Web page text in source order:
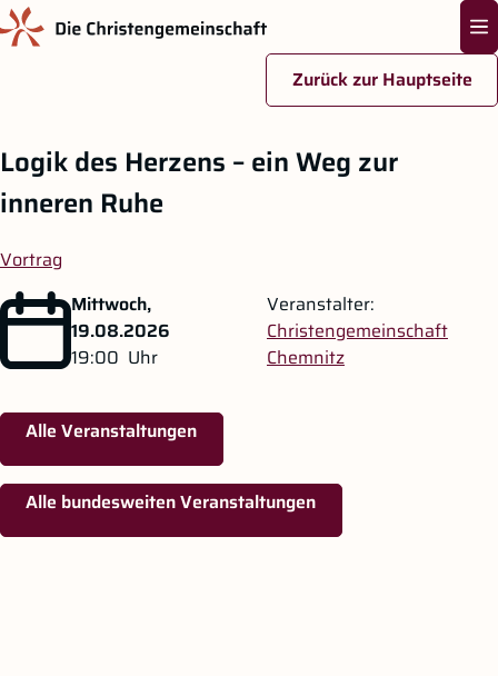
Zurück zur Hauptseite
Logik des Herzens – ein Weg zur
inneren Ruhe
Vortrag
Mittwoch,
19.08.2026
19:00 Uhr
Veranstalter:
Christengemeinschaft
Chemnitz
Alle Veranstaltungen
Alle bundesweiten Veranstaltungen